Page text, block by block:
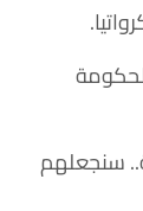
سنجعلهم